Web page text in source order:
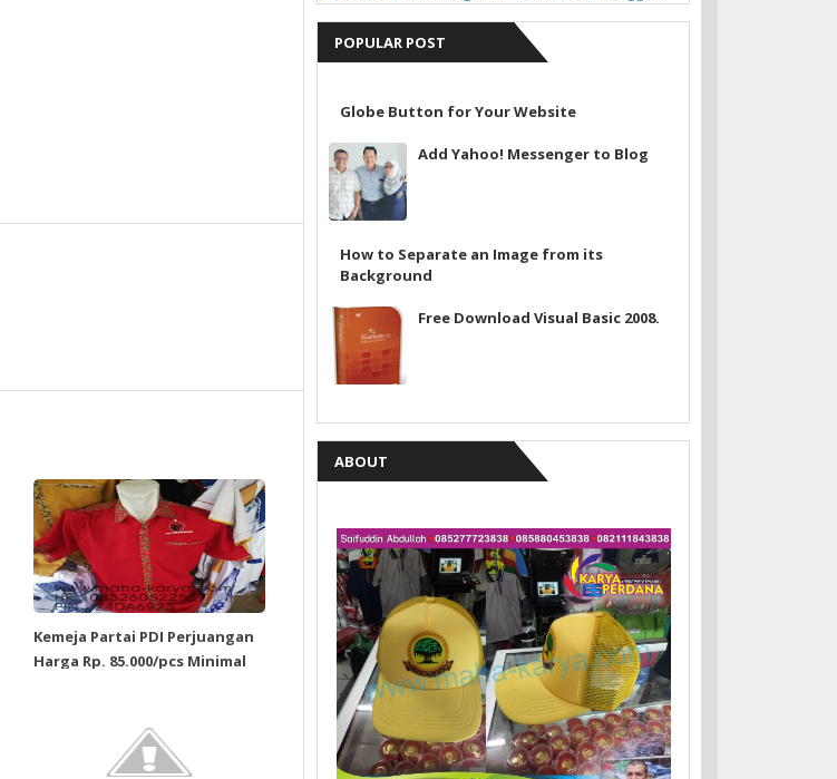
Kemeja Partai PDI Perjuangan
Harga Rp. 85.000/pcs Minimal
POPULAR POST
Globe Button for Your Website
Add Yahoo! Messenger to Blog
How to Separate an Image from its
Background
Free Download Visual Basic 2008.
ABOUT